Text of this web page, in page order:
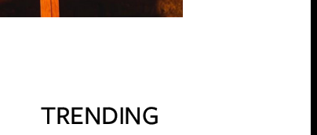
TRENDING